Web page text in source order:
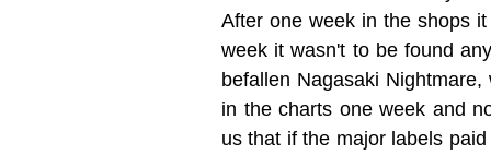
After one week in the shops
week it wasn't to be found
befallen Nagasaki
in the charts one week and
us that if the major labels